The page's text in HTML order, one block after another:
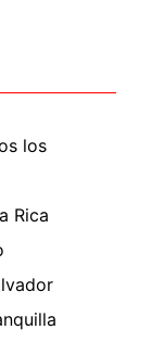
los
Rica